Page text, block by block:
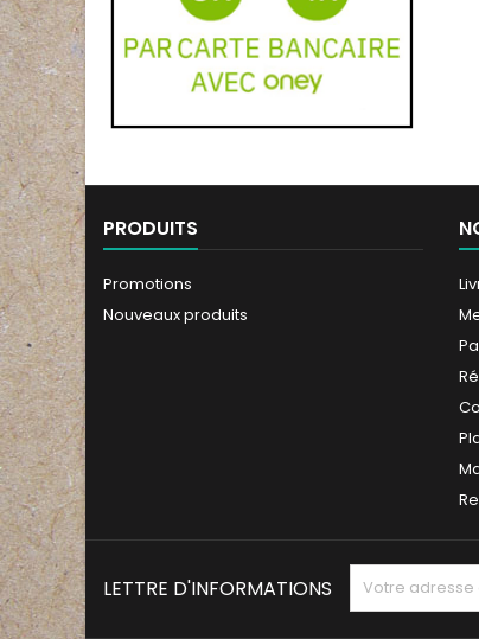
PRODUITS
Promotions
Nouveaux produits
LETTRE D'INFORMATIONS